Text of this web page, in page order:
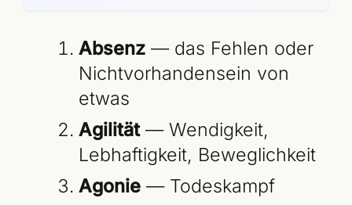
Absenz— das Fehlen oder
Nichtvorhandensein von
etwas
Agilität— Wendigkeit,
Lebhaftigkeit, Beweglichkeit
Agonie— Todeskampf